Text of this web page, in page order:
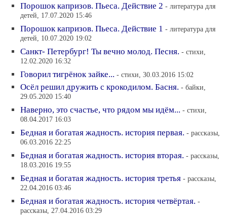
Порошок капризов. Пьеса. Действие 2 - литература для
детей, 17.07.2020 15:46
Порошок капризов. Пьеса. Действие 1 - литература для
детей, 10.07.2020 19:02
Санкт- Петербург! Ты вечно молод. Песня. - стихи,
12.02.2020 16:32
Говорил тигрёнок зайке... - стихи, 30.03.2016 15:02
Осёл решил дружить с крокодилом. Басня. - байки,
29.05.2020 15:40
Наверно, это счастье, что рядом мы идём... - стихи,
08.04.2017 16:03
Бедная и богатая жадность. история первая. - рассказы,
06.03.2016 22:25
Бедная и богатая жадность. история вторая. - рассказы,
18.03.2016 19:55
Бедная и богатая жадность. история третья - рассказы,
22.04.2016 03:46
Бедная и богатая жадность. история четвёртая. -
рассказы, 27.04.2016 03:29